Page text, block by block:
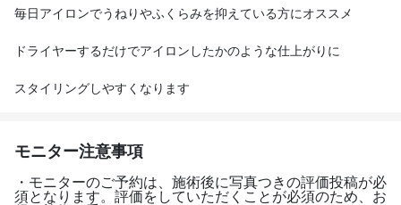
毎日アイロンでうねりやふくらみを抑えている方にオススメ
ドライヤーするだけでアイロンしたかのような仕上がりに
スタイリングしやすくなります
モニター注意事項
・モニターのご予約は、施術後に写真つきの評価投稿が必
須となります。評価をしていただくことが必須のため、お